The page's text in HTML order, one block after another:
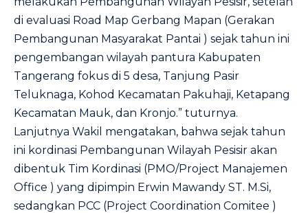
di evaluasi Road Map Gerbang Mapan (Gerakan
Pembangunan Masyarakat Pantai ) sejak tahun ini
pengembangan wilayah pantura Kabupaten
Tangerang fokus di 5 desa, Tanjung Pasir
Teluknaga, Kohod Kecamatan Pakuhaji, Ketapang
Kecamatan Mauk, dan Kronjo.” tuturnya.
Lanjutnya Wakil mengatakan, bahwa sejak tahun
ini kordinasi Pembangunan Wilayah Pesisir akan
dibentuk Tim Kordinasi (PMO/Project Manajemen
Office ) yang dipimpin Erwin Mawandy ST. M.Si,
sedangkan PCC (Project Coordination Comitee )